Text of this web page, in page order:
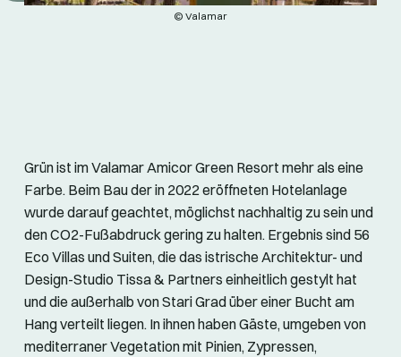
© Valamar
Grün ist im Valamar Amicor Green Resort mehr als eine
Farbe. Beim Bau der in 2022 eröffneten Hotelanlage
wurde darauf geachtet, möglichst nachhaltig zu sein und
den CO2-Fußabdruck gering zu halten. Ergebnis sind 56
Eco Villas und Suiten, die das istrische Architektur- und
Design-Studio Tissa & Partners einheitlich gestylt hat
und die außerhalb von Stari Grad über einer Bucht am
Hang verteilt liegen. In ihnen haben Gäste, umgeben von
mediterraner Vegetation mit Pinien, Zypressen,